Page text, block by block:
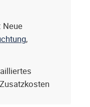
: Neue
,